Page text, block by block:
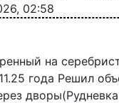
02:58
на
года Решил